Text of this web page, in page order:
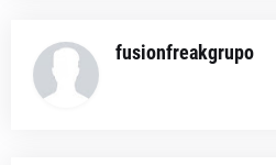
fusionfreakgrupo